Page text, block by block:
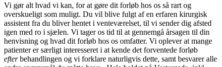
Vi gør alt hvad vi kan, for at gøre dit forløb hos os så rart og
overskueligt som muligt. Du vil blive fulgt af en erfaren kirurgisk
assistent fra du bliver hentet i venteværelset, til vi sender dig afsted
igen med ro i sjælen. Vi tager os tid til at gennemgå årsagen til din
henvisning og hvad dit forløb hos os omfatter. Vi oplever at mange
patienter er særligt interesseret i at kende det forventede forløb
efterbehandlingen og vi forklare naturligvis dette, samt besvarer alle